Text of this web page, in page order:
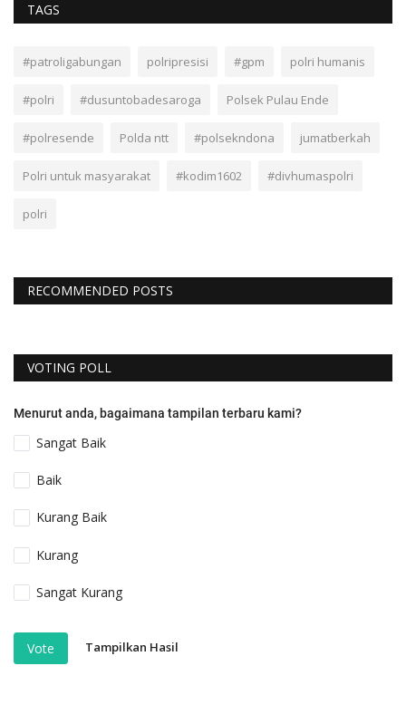
TAGS
#patroligabungan polripresisi #gpm polri humanis
#polri #dusuntobadesaroga Polsek Pulau Ende
#polresende Polda ntt #polsekndona jumatberkah
Polri untuk masyarakat #kodim1602 #divhumaspolri
polri
RECOMMENDED POSTS
VOTING POLL
Menurut anda, bagaimana tampilan terbaru kami?
Sangat Baik
Baik
Kurang Baik
Kurang
Sangat Kurang
Vote Tampilkan Hasil